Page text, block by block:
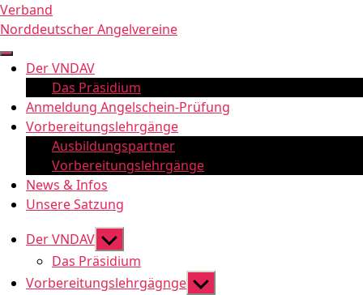
Zum
Inhalt
springen
Verband
Norddeutscher Angelvereine
Der VNDAV
Das Präsidium
Anmeldung Angelschein-Prüfung
Vorbereitungslehrgänge
Ausbildungspartner
Vorbereitungslehrgänge
News & Infos
Unsere Satzung
Der VNDAV Untermenü
anzeigen
Das Präsidium
Vorbereitungslehrgägnge Untermenü